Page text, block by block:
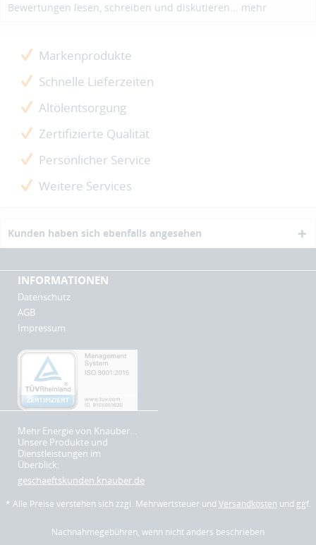
Bewertungen lesen, schreiben und diskutieren... mehr
Markenprodukte
Schnelle Lieferzeiten
Altölentsorgung
Zertifizierte Qualität
Persönlicher Service
Weitere Services
Kunden haben sich ebenfalls angesehen
INFORMATIONEN
Datenschutz
AGB
Impressum
Mehr Energie von Knauber…
Unsere Produkte und
Dienstleistungen im
Überblick:
geschaeftskunden.knauber.de
* Alle Preise verstehen sich zzgl. Mehrwertsteuer und Versandkosten und ggf.
Nachnahmegebühren, wenn nicht anders beschrieben